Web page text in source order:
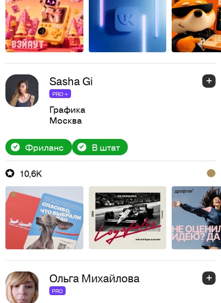
Sasha Gi
PRO +
Графика
Москва
Фриланс В штат
10,6K
Ольга Михайлова
PRO